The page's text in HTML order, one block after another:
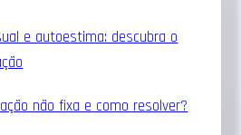
e autoestima: descubra o
não fixa e como resolver?